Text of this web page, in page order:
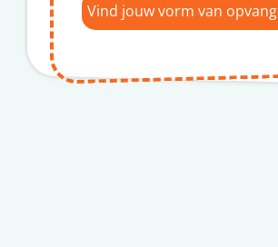
Vind jouw vorm van opvang